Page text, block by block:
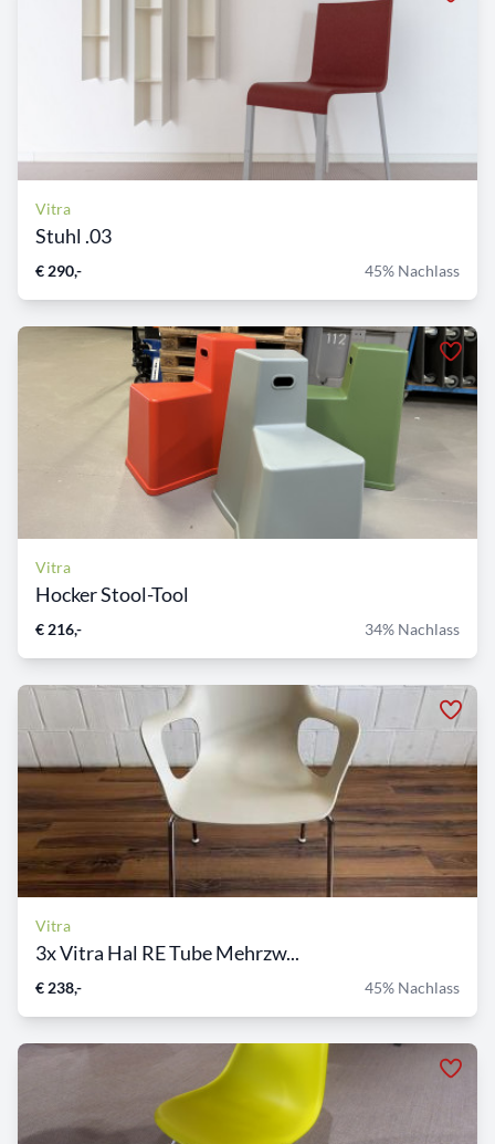
Vitra
Stuhl .03
€ 290,- 45% Nachlass
Vitra
Hocker Stool-Tool
€ 216,- 34% Nachlass
Vitra
3x Vitra Hal RE Tube Mehrzw...
€ 238,- 45% Nachlass